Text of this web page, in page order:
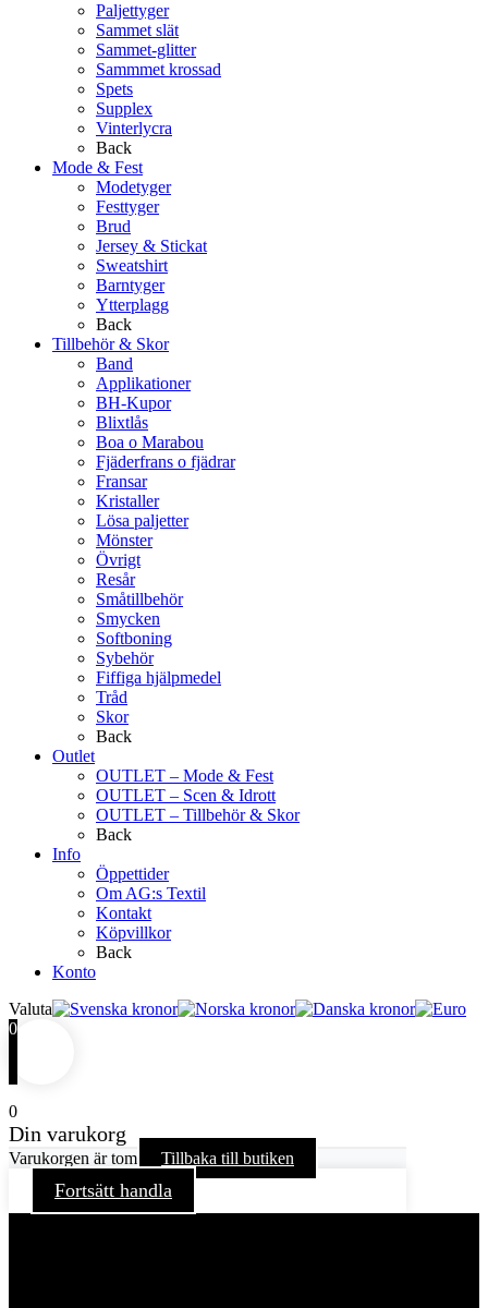
Paljettyger
Sammet slät
Sammet-glitter
Sammmet krossad
Spets
Supplex
Vinterlycra
Back
Mode & Fest
Modetyger
Festtyger
Brud
Jersey & Stickat
Sweatshirt
Barntyger
Ytterplagg
Back
Tillbehör & Skor
Band
Applikationer
BH-Kupor
Blixtlås
Boa o Marabou
Fjäderfrans o fjädrar
Fransar
Kristaller
Lösa paljetter
Mönster
Övrigt
Resår
Småtillbehör
Smycken
Softboning
Sybehör
Fiffiga hjälpmedel
Tråd
Skor
Back
Outlet
OUTLET – Mode & Fest
OUTLET – Scen & Idrott
OUTLET – Tillbehör & Skor
Back
Info
Öppettider
Om AG:s Textil
Kontakt
Köpvillkor
Back
Konto
Valuta
0
0
Din varukorg
Varukorgen är tom Tillbaka till butiken
Fortsätt handla